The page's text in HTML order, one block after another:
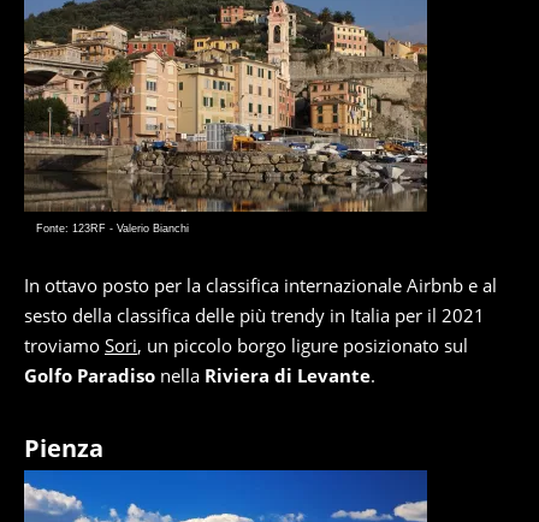
Fonte: 123RF - Valerio Bianchi
In ottavo posto per la classifica internazionale Airbnb e al
sesto della classifica delle più trendy in Italia per il 2021
troviamo Sori, un piccolo borgo ligure posizionato sul
Golfo Paradiso nella Riviera di Levante.
Pienza